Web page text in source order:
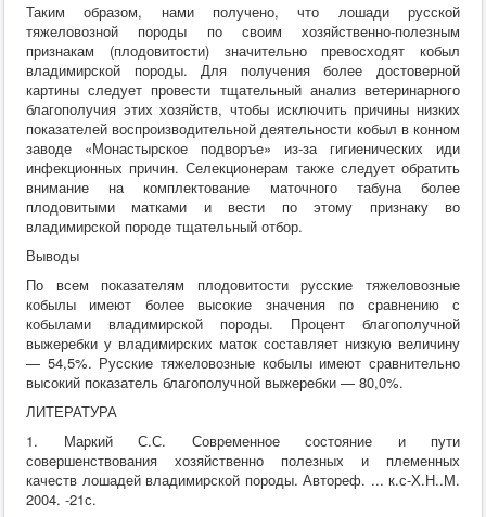
Таким образом, нами получено, что лошади русской
тяжеловозной породы по своим хозяйственно-полезным
признакам (плодовитости) значительно превосходят кобыл
владимирской породы. Для получения более достоверной
картины следует провести тщательный анализ ветеринарного
благополучия этих хозяйств, чтобы исключить причины низких
показателей воспроизводительной деятельности кобыл в конном
заводе «Монастырское подворъе» из-за гигиенических иди
инфекционных причин. Селекционерам также следует обратить
внимание на комплектование маточного табуна более
плодовитыми матками и вести по этому признаку во
владимирской породе тщательный отбор.
Выводы
По всем показателям плодовитости русские тяжеловозные
кобылы имеют более высокие значения по сравнению с
кобылами владимирской породы. Процент благополучной
выжеребки у владимирских маток составляет низкую величину
— 54,5%. Русские тяжеловозные кобылы имеют сравнительно
высокий показатель благополучной выжеребки — 80,0%.
ЛИТЕРАТУРА
1. Маркий С.С. Современное состояние и пути
совершенствования хозяйственно полезных и племенных
качеств лошадей владимирской породы. Автореф. ... к.с-Х.Н..М.
2004. -21с.